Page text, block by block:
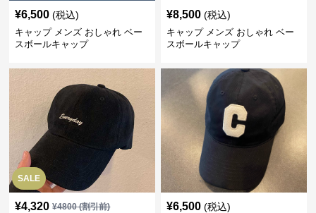
¥6,500 (税込)
キャップ メンズ おしゃれ ベー
スボールキャップ
¥8,500 (税込)
キャップ メンズ おしゃれ ベー
スボールキャップ
SALE
¥4,320 ¥4800(割引前) ¥6,500 (税込)